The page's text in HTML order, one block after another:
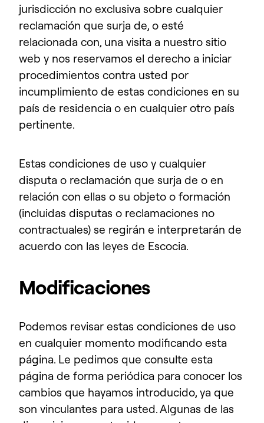
jurisdicción no exclusiva sobre cualquier
reclamación que surja de, o esté
relacionada con, una visita a nuestro sitio
web y nos reservamos el derecho a iniciar
procedimientos contra usted por
incumplimiento de estas condiciones en su
país de residencia o en cualquier otro país
pertinente.
Estas condiciones de uso y cualquier
disputa o reclamación que surja de o en
relación con ellas o su objeto o formación
(incluidas disputas o reclamaciones no
contractuales) se regirán e interpretarán de
acuerdo con las leyes de Escocia.
Modificaciones
Podemos revisar estas condiciones de uso
en cualquier momento modificando esta
página. Le pedimos que consulte esta
página de forma periódica para conocer los
cambios que hayamos introducido, ya que
son vinculantes para usted. Algunas de las